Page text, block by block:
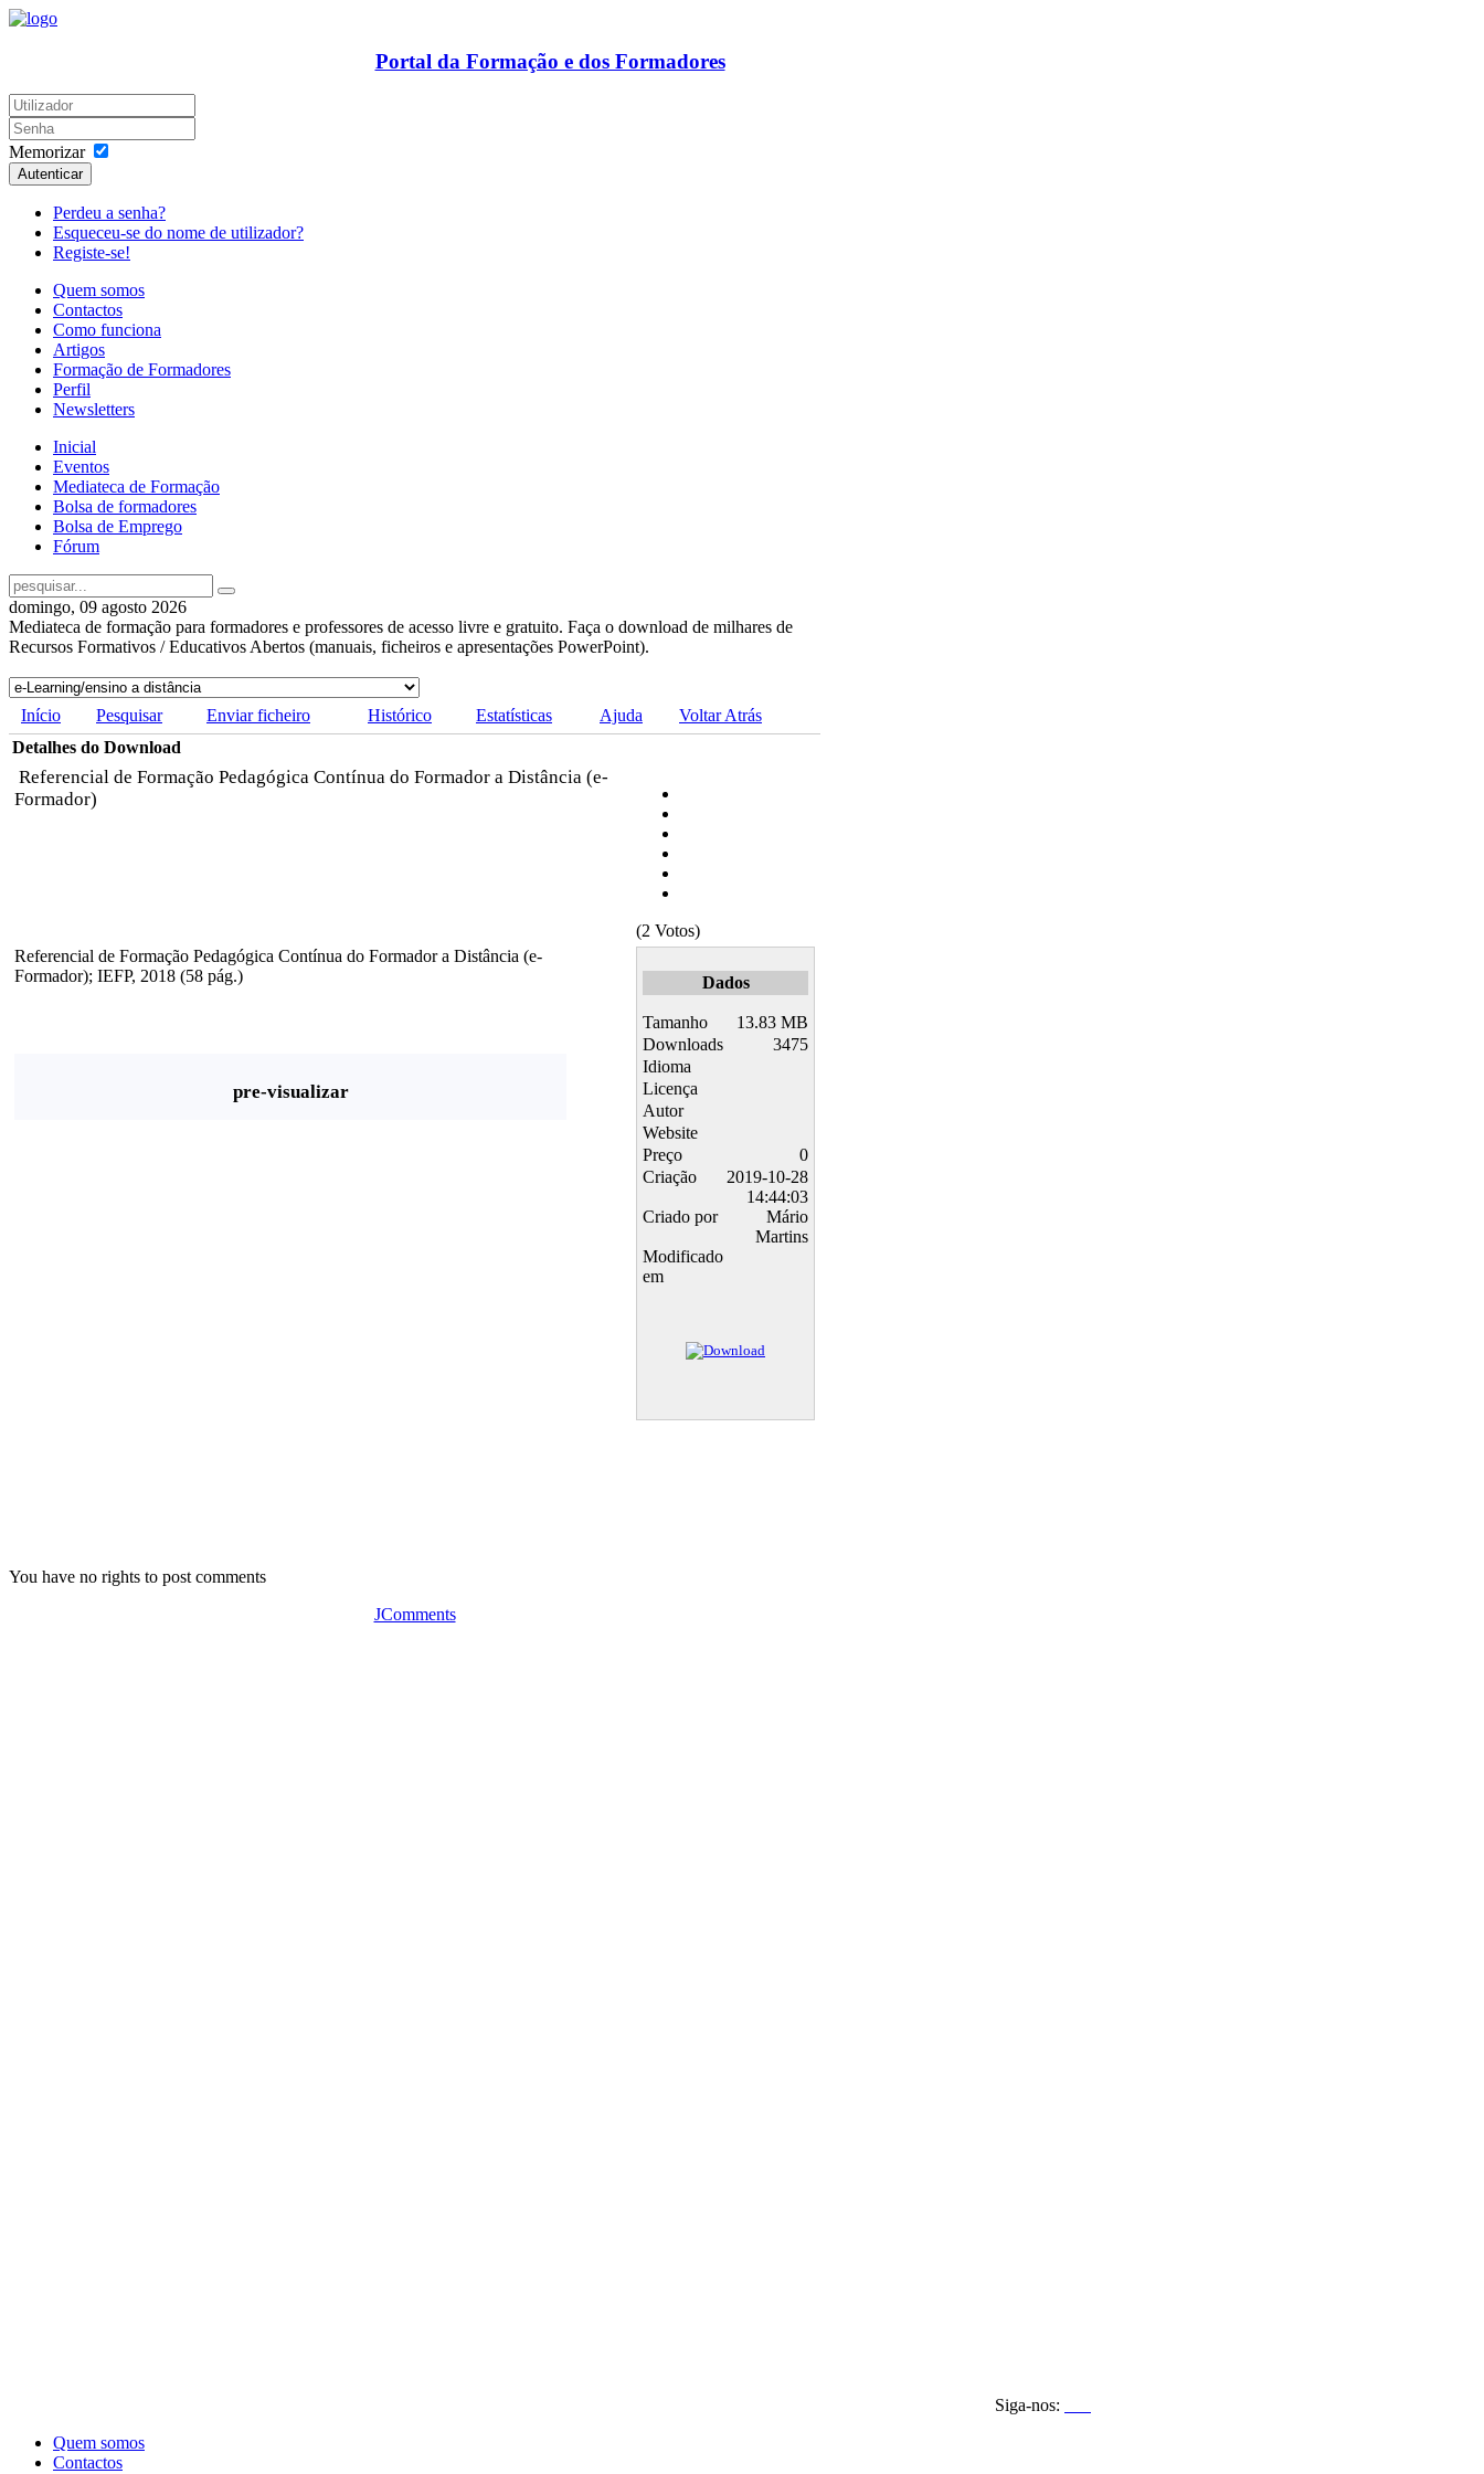
Portal da Formação e dos Formadores
Memorizar
Autenticar
Perdeu a senha?
Esqueceu-se do nome de utilizador?
Registe-se!
Quem somos
Contactos
Como funciona
Artigos
Formação de Formadores
Perfil
Newsletters
Inicial
Eventos
Mediateca de Formação
Bolsa de formadores
Bolsa de Emprego
Fórum
domingo, 09 agosto 2026
Mediateca de formação para formadores e professores de acesso livre e gratuito. Faça o download de milhares de
Recursos Formativos / Educativos Abertos (manuais, ficheiros e apresentações PowerPoint).
Início Pesquisar Enviar ficheiro Histórico Estatísticas Ajuda
Voltar Atrás
Detalhes do Download
Referencial de Formação Pedagógica Contínua do Formador a Distância (e-
Formador)
(2 Votos)
Referencial de Formação Pedagógica Contínua do Formador a Distância (e-
Formador); IEFP, 2018 (58 pág.)
pre-visualizar
Dados
Tamanho
13.83 MB
Downloads
3475
Idioma
Licença
Autor
Website
Preço
0
Criação
2019-10-28
14:44:03
Criado por
Mário
Martins
Modificado
em
You have no rights to post comments
JComments
Siga-nos:
Quem somos
Contactos